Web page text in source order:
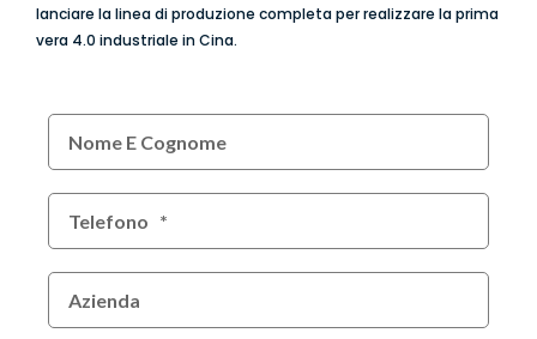
lanciare la linea di produzione completa per realizzare la prima
vera 4.0 industriale in Cina.